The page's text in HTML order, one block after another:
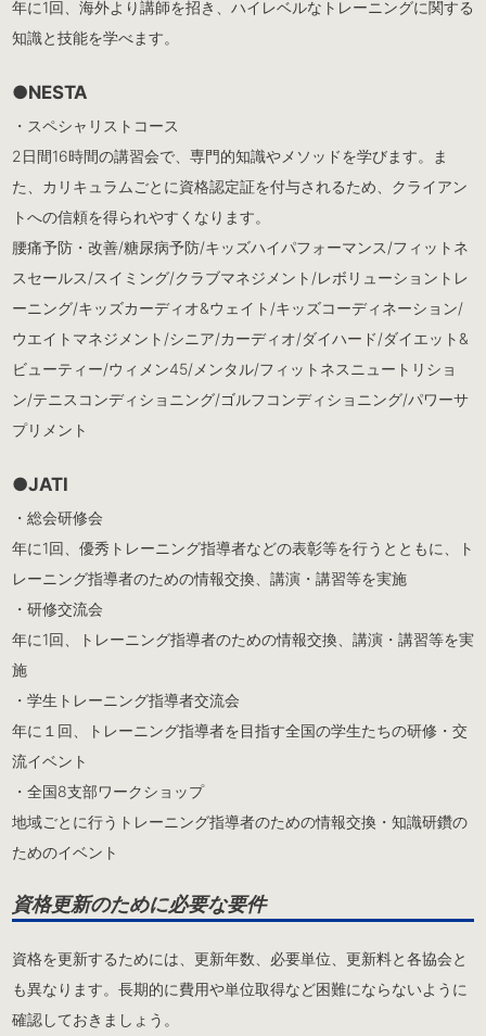
年に1回、海外より講師を招き、ハイレベルなトレーニングに関する
知識と技能を学べます。
●NESTA
・スペシャリストコース
2日間16時間の講習会で、専門的知識やメソッドを学びます。ま
た、カリキュラムごとに資格認定証を付与されるため、クライアン
トへの信頼を得られやすくなります。
腰痛予防・改善/糖尿病予防/キッズハイパフォーマンス/フィットネ
スセールス/スイミング/クラブマネジメント/レボリューショントレ
ーニング/キッズカーディオ&ウェイト/キッズコーディネーション/
ウエイトマネジメント/シニア/カーディオ/ダイハード/ダイエット&
ビューティー/ウィメン45/メンタル/フィットネスニュートリショ
ン/テニスコンディショニング/ゴルフコンディショニング/パワーサ
プリメント
●JATI
・総会研修会
年に1回、優秀トレーニング指導者などの表彰等を行うとともに、ト
レーニング指導者のための情報交換、講演・講習等を実施
・研修交流会
年に1回、トレーニング指導者のための情報交換、講演・講習等を実
施
・学生トレーニング指導者交流会
年に１回、トレーニング指導者を目指す全国の学生たちの研修・交
流イベント
・全国8支部ワークショップ
地域ごとに行うトレーニング指導者のための情報交換・知識研鑽の
ためのイベント
資格更新のために必要な要件
資格を更新するためには、更新年数、必要単位、更新料と各協会と
も異なります。長期的に費用や単位取得など困難にならないように
確認しておきましょう。